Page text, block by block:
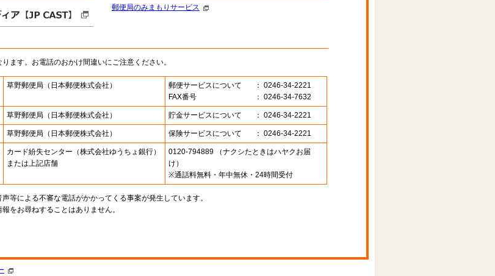
郵便局のみまもりサービス
ます。お電話のおかけ間違いにご注意ください。
草野郵便局 （日本郵便株式会社） 郵便サービスについて
： 0246-34-2221
FAX番号
： 0246-34-7632
草野郵便局 （日本郵便株式会社） 貯金サービスについて ： 0246-34-2221
草野郵便局 （日本郵便株式会社） 保険サービスについて ： 0246-34-2221
カード紛失センター （株式会社ゆうちょ銀行）
または上記店舗
0120-794889 （ナクシたときはハヤクお届
け）
※通話料無料・年中無休・24時間受付
等による不審な電話がかかってくる事案が発生しています。
をお尋ねすることはありません。